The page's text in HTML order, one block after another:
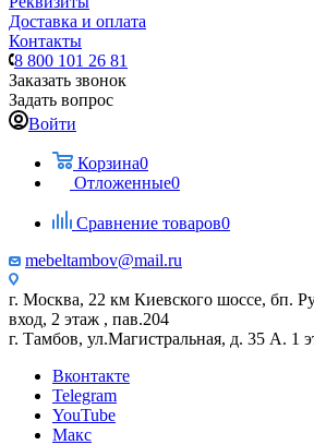
Доставка и оплата
Контакты
8 800 101 26 81
Заказать звонок
Задать вопрос
Войти
Корзина0
Отложенные0
Сравнение товаров0
mebeltambov@mail.ru
г. Москва, 22 км Киевского шоссе, бп.
вход, 2 этаж , пав.204
г. Тамбов, ул.Магистральная, д. 35 А. 1
Вконтакте
Telegram
YouTube
Макс